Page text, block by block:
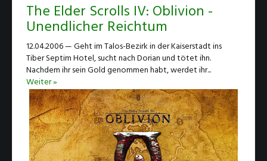
The Elder Scrolls IV: Oblivion -
Unendlicher Reichtum
12.04.2006 — Geht im Talos-Bezirk in der Kaiserstadt ins
Tiber Septim Hotel, sucht nach Dorian und tötet ihn.
Nachdem ihr sein Gold genommen habt, werdet ihr...
Weiter »